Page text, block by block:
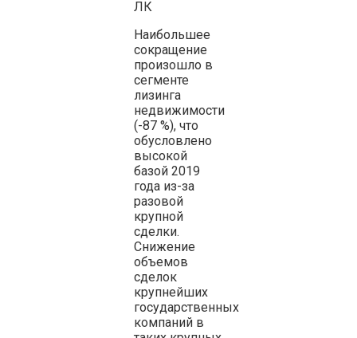
ЛК
Наибольшее
сокращение
произошло в
сегменте
лизинга
недвижимости
(-87 %), что
обусловлено
высокой
базой 2019
года из-за
разовой
крупной
сделки.
Снижение
объемов
сделок
крупнейших
государственных
компаний в